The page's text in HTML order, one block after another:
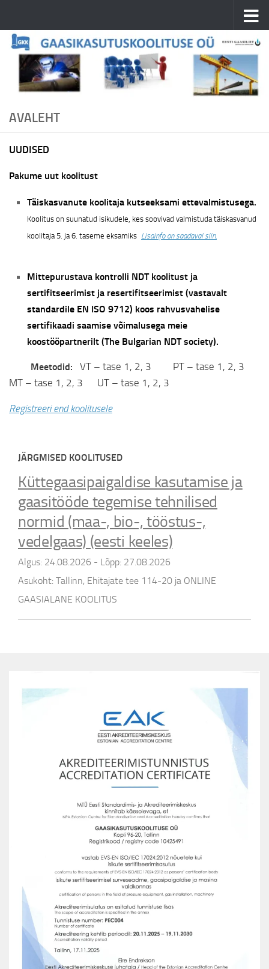
AVALEHT
UUDISED
Pakume uut koolitust
Täiskasvanute koolitaja kutseeksami ettevalmistusega.
Koolitus on suunatud isikudele, kes soovivad valmistuda täiskasvanud
koolitaja 5. ja 6. taseme eksamiks Lisainfo on saadaval siin.
Mittepurustava kontrolli NDT koolitust ja
sertifitseerimist ja resertifitseerimist (vastavalt
standardile EN ISO 9712) koos rahvusvahelise
sertifikaadi saamise võimalusega meie
koostööpartnerilt (The Bulgarian NDT society).
Meetodid: VT – tase 1, 2, 3 PT – tase 1, 2, 3
MT – tase 1, 2, 3 UT – tase 1, 2, 3
Registreeri end koolitusele
JÄRGMISED KOOLITUSED
Küttegaasipaigaldise kasutamise ja
gaasitööde tegemise tehnilised
normid (maa-, bio-, tööstus-,
vedelgaas) (eesti keeles)
Algus: 24.08.2026 - Lõpp: 27.08.2026
Asukoht: Tallinn, Ehitajate tee 114-20 ja ONLINE
GAASIALANE KOOLITUS